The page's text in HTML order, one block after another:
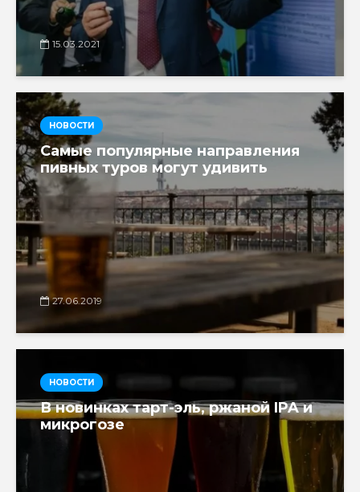
15.03.2021
НОВОСТИ
Самые популярные направления
пивных туров могут удивить
27.06.2019
НОВОСТИ
В новинках тарт-эль, ржаной IPA и
микрогозе